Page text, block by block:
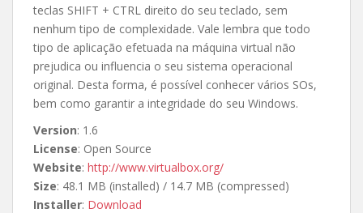
teclas SHIFT + CTRL direito do seu teclado, sem
nenhum tipo de complexidade. Vale lembra que todo
tipo de aplicação efetuada na máquina virtual não
prejudica ou influencia o seu sistema operacional
original. Desta forma, é possível conhecer vários SOs,
bem como garantir a integridade do seu Windows.
Version: 1.6
License: Open Source
Website: http://www.virtualbox.org/
Size: 48.1 MB (installed) / 14.7 MB (compressed)
Installer: Download